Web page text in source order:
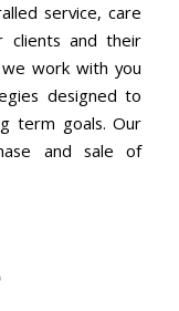
service, care
clients and their
work with you
designed to
term goals. Our
and sale of